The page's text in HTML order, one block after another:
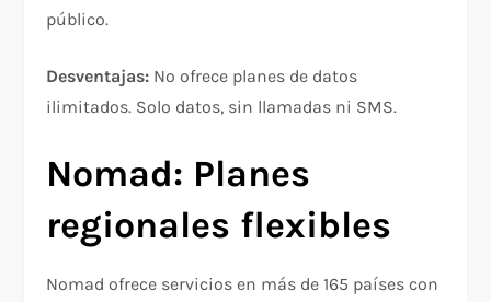
público.​
Desventajas: No ofrece planes de datos
ilimitados. Solo datos, sin llamadas ni SMS.​
Nomad: Planes
regionales flexibles
Nomad ofrece servicios en más de 165 países con